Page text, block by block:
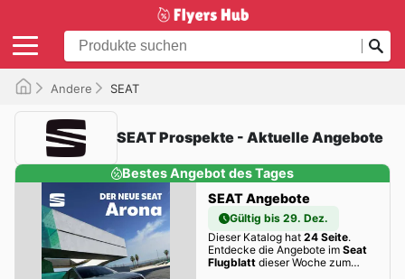
Andere SEAT
SEAT Prospekte - Aktuelle Angebote
Bestes Angebot des Tages
SEAT Angebote
Gültig bis 29. Dez.
Dieser Katalog hat 24 Seite.
Entdecke die Angebote im Seat
Flugblattdieser Woche zum